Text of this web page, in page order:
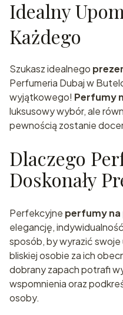
Idealny
Każdego
Szukasz idealnego
Perfumeria Dubaj w
wyjątkowego! Perfumy
luksusowy wybór, ale
pewnością zostanie
Dlaczego
Doskonały
Perfekcyjne perfumy
elegancję,
sposób, by wyrazić
bliskiej osobie za ich
dobrany zapach potrafi
wspomnienia oraz
osoby.